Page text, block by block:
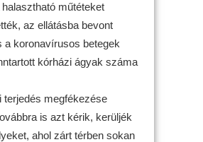
halasztható műtéteket
az ellátásba bevont
a koronavírusos betegek
kórházi ágyak száma
terjedés megfékezése
is azt kérik, kerüljék
ahol zárt térben sokan